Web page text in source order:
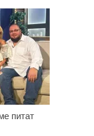
питат